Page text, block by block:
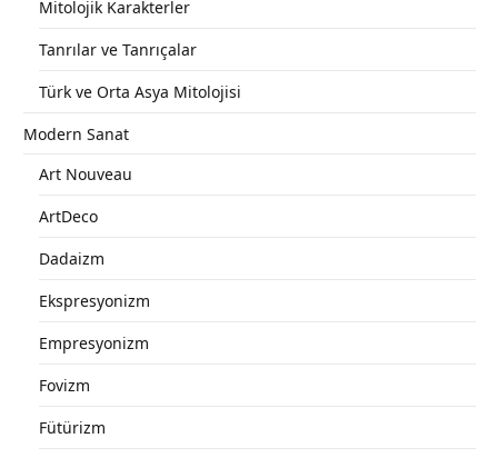
Mitolojik Karakterler
Tanrılar ve Tanrıçalar
Türk ve Orta Asya Mitolojisi
Modern Sanat
Art Nouveau
ArtDeco
Dadaizm
Ekspresyonizm
Empresyonizm
Fovizm
Fütürizm